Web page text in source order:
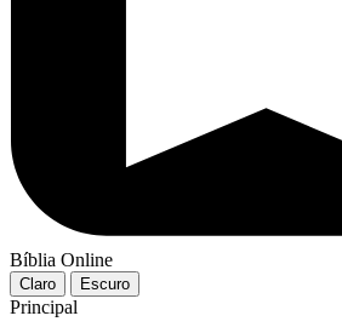
Bíblia Online
Claro Escuro
Principal